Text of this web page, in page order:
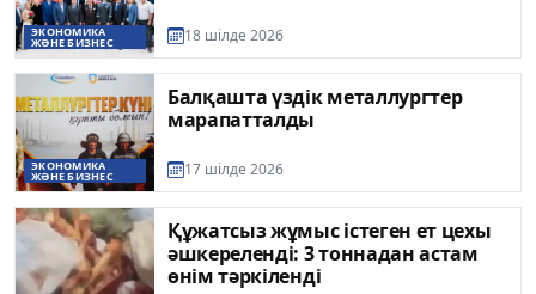
ЭКОНОМИКА
ЖӘНЕ БИЗНЕС 18 шілде 2026
ЭКОНОМИКА
ЖӘНЕ БИЗНЕС
Балқашта үздік металлургтер
марапатталды
17 шілде 2026
Құжатсыз жұмыс істеген ет цехы
әшкереленді: 3 тоннадан астам
өнім тәркіленді